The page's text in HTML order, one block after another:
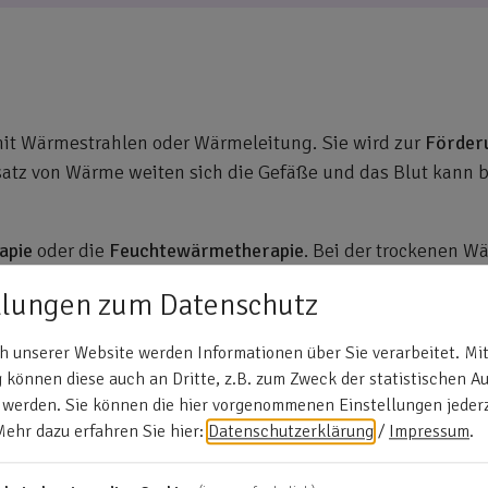
Wärmestrahlen oder Wärmeleitung. Sie wird zur
von Wärme weiten sich die Gefäße und das Blut kann
oder die Feuchtewärmetherapie. Bei der trockenen
oder Wärmepackungen zum Einsatz. Setzt der
und feuchte Handtücher als Therapiemittel genutzt.
der Haut behandelt werden, wird bei diesem
Ultraschall (=mechanische Wellen erzeugen
(=beim Abrollen von in sehr heißem Wasser
zum Datenschutz
unserer Website werden Informationen über Sie verarbeitet.
können diese auch an Dritte, z.B. zum Zweck der statistischen
Sie können die hier vorgenommenen Einstellungen
dazu erfahren Sie hier: Datenschutzerklärung / Impressum.